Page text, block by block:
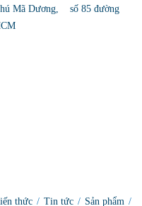
Mã Dương, số 85 đường
thức / Tin tức / Sản phẩm /